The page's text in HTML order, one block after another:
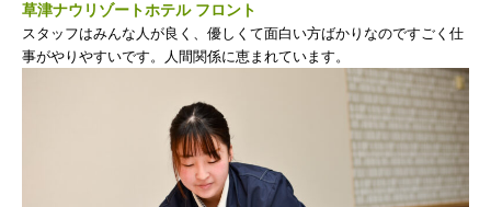
草津ナウリゾートホテル フロント
スタッフはみんな人が良く、優しくて面白い方ばかりなのですごく仕
事がやりやすいです。人間関係に恵まれています。